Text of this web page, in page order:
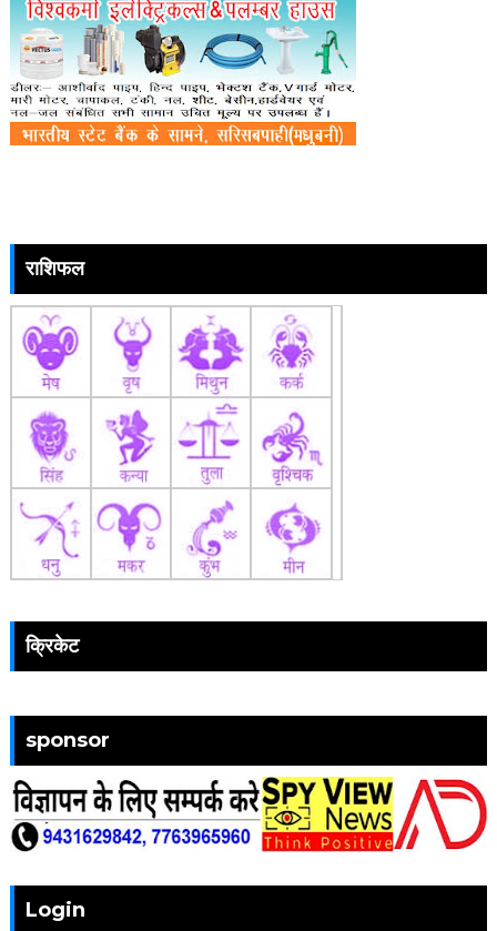
राशिफल
क्रिकेट
sponsor
Login